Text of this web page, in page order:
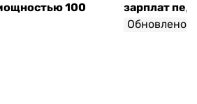
100
зарплат
Обновлено